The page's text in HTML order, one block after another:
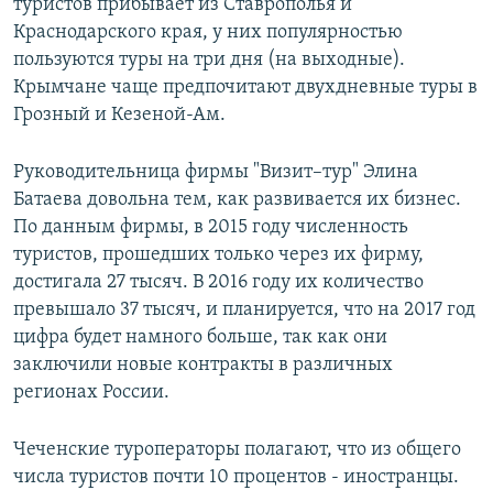
туристов прибывает из Ставрополья и
Краснодарского края, у них популярностью
пользуются туры на три дня (на выходные).
Крымчане чаще предпочитают двухдневные туры в
Грозный и Кезеной-Ам.
Руководительница фирмы "Визит–тур" Элина
Батаева довольна тем, как развивается их бизнес.
По данным фирмы, в 2015 году численность
туристов, прошедших только через их фирму,
достигала 27 тысяч. В 2016 году их количество
превышало 37 тысяч, и планируется, что на 2017 год
цифра будет намного больше, так как они
заключили новые контракты в различных
регионах России.
Чеченские туроператоры полагают, что из общего
числа туристов почти 10 процентов - иностранцы.